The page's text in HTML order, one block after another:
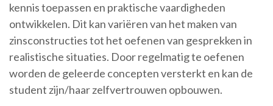
kennis toepassen en praktische vaardigheden
ontwikkelen. Dit kan variëren van het maken van
zinsconstructies tot het oefenen van gesprekken in
realistische situaties. Door regelmatig te oefenen
worden de geleerde concepten versterkt en kan de
student zijn/haar zelfvertrouwen opbouwen.